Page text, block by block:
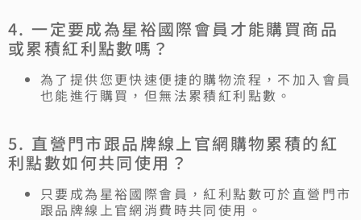
4. 一定要成為星裕國際會員才能購買商品
或累積紅利點數嗎？
為了提供您更快速便捷的購物流程，不加入會員
也能進行購買，但無法累積紅利點數。
5. 直營門市跟品牌線上官網購物累積的紅
利點數如何共同使用？
只要成為星裕國際會員，紅利點數可於直營門市
跟品牌線上官網消費時共同使用。